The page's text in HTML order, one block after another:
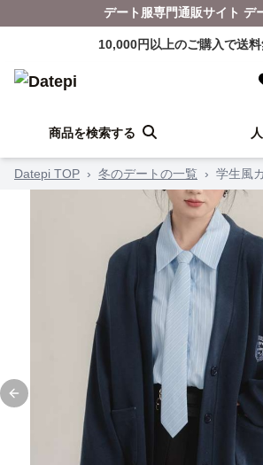
デート服専門通販サイト デ
10,000円以上のご購入で送料
商品を検索する
Datepi TOP › 冬のデートの一覧 › 学生風
Previous slide